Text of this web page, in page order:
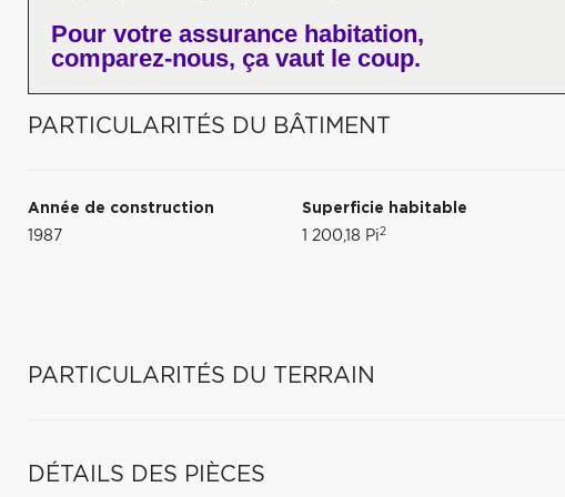
Pour votre assurance habitation,
comparez-nous, ça vaut le coup.
PARTICULARITÉS DU BÂTIMENT
Année de construction
1987
Superficie habitable
1 200,18 Pi2
PARTICULARITÉS DU TERRAIN
DÉTAILS DES PIÈCES